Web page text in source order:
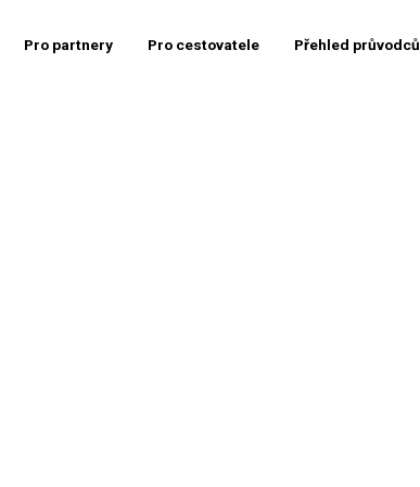
Pro partnery Pro cestovatele Přehled průvodců